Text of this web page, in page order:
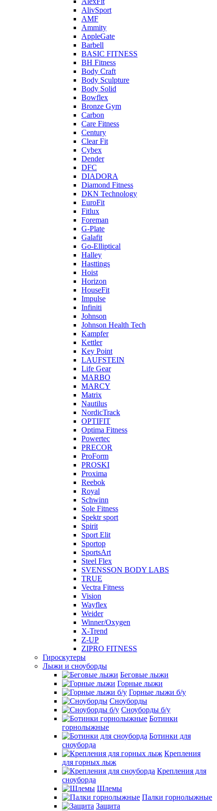
AlivSport
AMF
Ammity
AppleGate
Barbell
BASIC FITNESS
BH Fitness
Body Craft
Body Sculpture
Body Solid
Bowflex
Bronze Gym
Carbon
Care Fitness
Century
Clear Fit
Cybex
Dender
DFC
DIADORA
Diamond Fitness
DKN Technology
EuroFit
Fitlux
Foreman
G-Plate
Galafit
Go-Elliptical
Halley
Hasttings
Hoist
Horizon
HouseFit
Impulse
Infiniti
Johnson
Johnson Health Tech
Kampfer
Kettler
Key Point
LAUFSTEIN
Life Gear
MARBO
MARCY
Matrix
Nautilus
NordicTrack
OPTIFIT
Optima Fitness
Powertec
PRECOR
ProForm
PROSKI
Proxima
Reebok
Royal
Schwinn
Sole Fitness
Spektr sport
Spirit
Sport Elit
Sportop
SportsArt
Steel Flex
SVENSSON BODY LABS
TRUE
Vectra Fitness
Vision
Wayflex
Weider
Winner/Oxygen
X-Trend
Z-UP
ZIPRO FITNESS
Гироскутеры
Лыжи и сноуборды
Беговые лыжи
Горные лыжи
Горные лыжи б/у
Сноуборды
Сноуборды б/у
Ботинки
горнолыжные
Ботинки для
сноуборда
Крепления
для горных лыж
Крепления для
сноуборда
Шлемы
Палки горнолыжные
Защита